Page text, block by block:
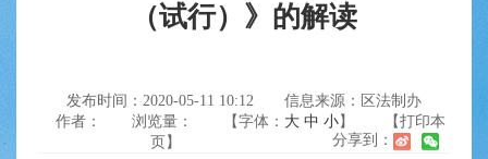
互动交流
（试行）》的解读
发布时间：2020-05-11 10:12
信息来源：区法制办
作者：
浏览量： 【字体： 大 中 小】
【打印本
页】
分享到：